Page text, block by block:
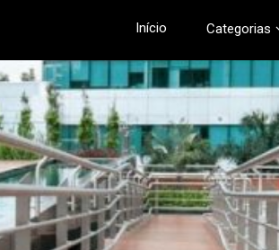
Início Categorias